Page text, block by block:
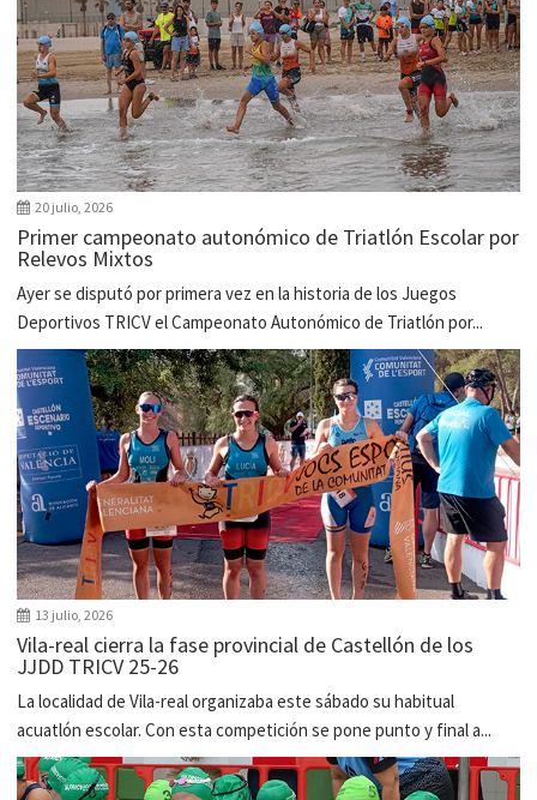
20 julio, 2026
Primer campeonato autonómico de Triatlón Escolar por
Relevos Mixtos
Ayer se disputó por primera vez en la historia de los Juegos
Deportivos TRICV el Campeonato Autonómico de Triatlón por...
13 julio, 2026
Vila-real cierra la fase provincial de Castellón de los
JJDD TRICV 25-26
La localidad de Vila-real organizaba este sábado su habitual
acuatlón escolar. Con esta competición se pone punto y final a...